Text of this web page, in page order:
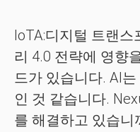
IoTA:디지털 트랜
리 4.0 전략에 영향
드가 있습니다. AI
인 것 같습니다.
를 해결하고 있습니